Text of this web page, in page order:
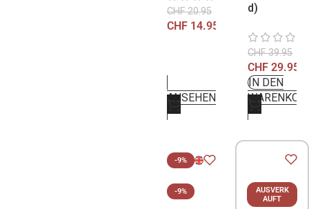
CHF20.95
CHF 14.95
ANSEHEN
d)
CHF39.95
CHF 29.95
IN DEN
-9%
-9%
AUSVERK
AUFT